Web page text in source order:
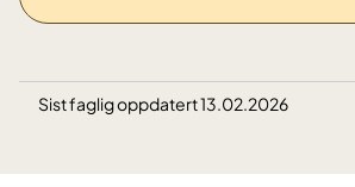
Sist faglig oppdatert 13.02.2026